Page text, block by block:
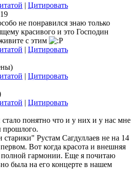
| Цитировать
не понравился знаю только
красивого и это Господин
с этим
| Цитировать
| Цитировать
| Цитировать
понятно что и у них и у нас мне
прошлого.
Рустам Сагдуллаев не на 14
Вот когда красота и внешняя
полной гармонии. Еще я почитаю
была на его концерте в нашем